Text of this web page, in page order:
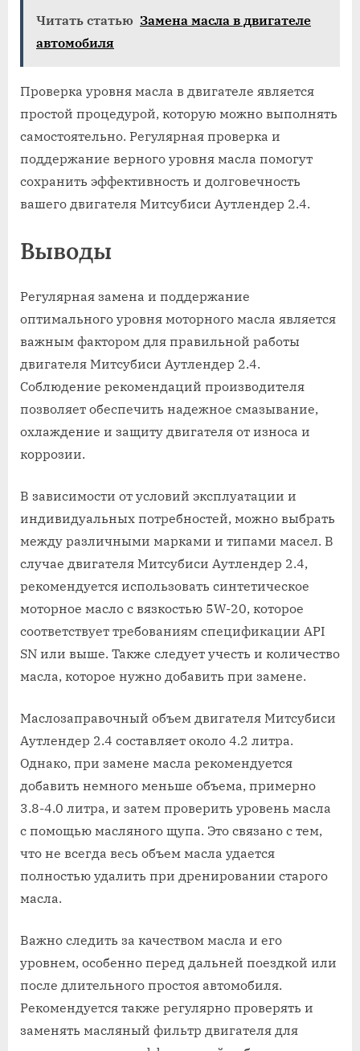
Читать статью Замена масла в двигателе
автомобиля
Проверка уровня масла в двигателе является
простой процедурой, которую можно выполнять
самостоятельно. Регулярная проверка и
поддержание верного уровня масла помогут
сохранить эффективность и долговечность
вашего двигателя Митсубиси Аутлендер 2.4.
Выводы
Регулярная замена и поддержание
оптимального уровня моторного масла является
важным фактором для правильной работы
двигателя Митсубиси Аутлендер 2.4.
Соблюдение рекомендаций производителя
позволяет обеспечить надежное смазывание,
охлаждение и защиту двигателя от износа и
коррозии.
В зависимости от условий эксплуатации и
индивидуальных потребностей, можно выбрать
между различными марками и типами масел. В
случае двигателя Митсубиси Аутлендер 2.4,
рекомендуется использовать синтетическое
моторное масло с вязкостью 5W-20, которое
соответствует требованиям спецификации API
SN или выше. Также следует учесть и количество
масла, которое нужно добавить при замене.
Маслозаправочный объем двигателя Митсубиси
Аутлендер 2.4 составляет около 4.2 литра.
Однако, при замене масла рекомендуется
добавить немного меньше объема, примерно
3.8-4.0 литра, и затем проверить уровень масла
с помощью масляного щупа. Это связано с тем,
что не всегда весь объем масла удается
полностью удалить при дренировании старого
масла.
Важно следить за качеством масла и его
уровнем, особенно перед дальней поездкой или
после длительного простоя автомобиля.
Рекомендуется также регулярно проверять и
заменять масляный фильтр двигателя для